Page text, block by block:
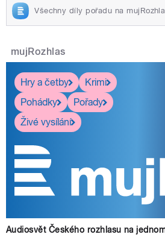
Všechny díly pořadu na
mujRozhlas
Hry a četby
Krimi
Pohádky
Pořady
Živé vysílání
Audiosvět Českého rozhlasu na